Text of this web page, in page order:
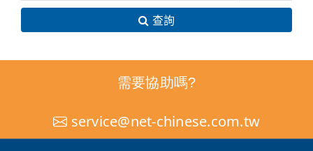
查詢
需要協助嗎?
service@net-chinese.com.tw